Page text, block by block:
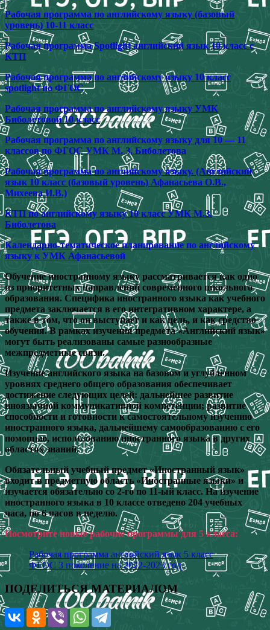
Рабочая программа по английскому языку (базовый
уровень) 10-11 класс
Рабочая программа Spotlight английский язык 10 класс с
КТП
Рабочая программа по английскому языку 10 класс
spotlight по ФГОС
Рабочая программа по английскому языку УМК
Биболетовой 10 класс
Рабочая программа по английскому языку для 10 — 11
классов по ФГОС УМК М. З. Биболетова
Рабочая программа по английскому языку. (Английский
язык 10 класс (базовый уровень) Афанасьева О.В.,
Михеева И.В.)
КТП по английскому языку 10 класс УМК М.З.
Биболетова
Календарно-тематическое планирование по английскому
языку к УМК Афанасьевой
Обучение иностранному языку рассматривается как одно
из приоритетных направлений современного школьного
образования. Специфика иностранного языка как учебного
предмета заключается в его интегративном характере, а
также в том, что он выступает и как цель, и как средство
обучения. В рамках изучения предмета «Английский язык»
могут быть реализованы самые разнообразные
межпредметные связи.
Изучение английского языка на базовом и углубленном
уровнях среднего общего образования обеспечивает
достижение следующих целей: дальнейшее развитие
иноязычной коммуникативной компетенции; развитие
способности и готовности к самостоятельному изучению
иностранного языка, дальнейшему самообразованию с его
помощью, использованию иностранного языка в других
областях знаний.
Обязательный учебный предмет «Иностранный язык»
входит в предметную область «Иностранные языки» и
изучается обязательно со 2-го по 11-ый класс. На изучение
иностранного языка в 10 классе отведено 204 учебных
часа, по 6 часов в неделю.
Посмотрите новые рабочие программы для 5 класса:
Рабочая программа английский язык 5 класс
ФГОС 3 поколение на 2022-2023 год
ПОДЕЛИТЬСЯ МАТЕРИАЛОМ